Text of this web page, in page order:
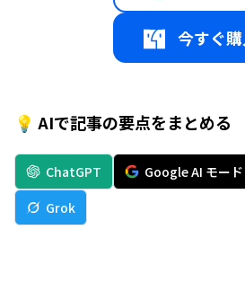
今すぐ
💡 AIで記事の要点をまとめる
ChatGPT Google AI モード
Grok